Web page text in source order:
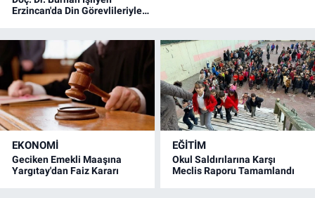
Erzincan'da Din Görevlileriyle
EKONOMİ
Geciken Emekli Maaşına
Yargıtay'dan Faiz Kararı
EĞİTİM
Okul Saldırılarına Karşı
Meclis Raporu Tamamlandı